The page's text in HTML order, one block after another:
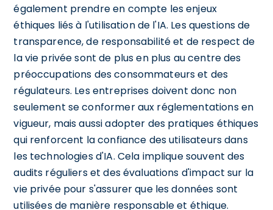
également prendre en compte les enjeux
éthiques liés à l'utilisation de l'IA. Les questions de
transparence, de responsabilité et de respect de
la vie privée sont de plus en plus au centre des
préoccupations des consommateurs et des
régulateurs. Les entreprises doivent donc non
seulement se conformer aux réglementations en
vigueur, mais aussi adopter des pratiques éthiques
qui renforcent la confiance des utilisateurs dans
les technologies d'IA. Cela implique souvent des
audits réguliers et des évaluations d'impact sur la
vie privée pour s'assurer que les données sont
utilisées de manière responsable et éthique.